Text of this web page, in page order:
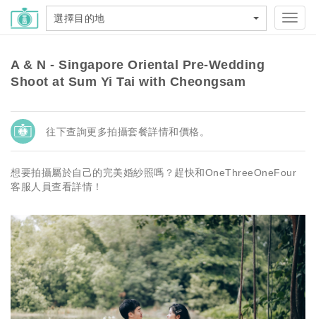
選擇目的地
A & N - Singapore Oriental Pre-Wedding
Shoot at Sum Yi Tai with Cheongsam
往下查詢更多拍攝套餐詳情和價格。
想要拍攝屬於自己的完美婚紗照嗎？趕快和OneThreeOneFour
客服人員查看詳情！